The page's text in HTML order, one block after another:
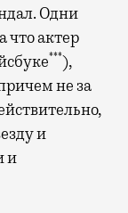
Одни
что актер
***),
не за
и
и